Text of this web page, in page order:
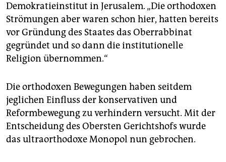
Demokratieinstitut in Jerusalem. „Die orthodoxen
Strömungen aber waren schon hier, hatten bereits
vor Gründung des Staates das Oberrabbinat
gegründet und so dann die institutionelle
Religion übernommen.“
Die orthodoxen Bewegungen haben seitdem
jeglichen Einfluss der konservativen und
Reformbewegung zu verhindern versucht. Mit der
Entscheidung des Obersten Gerichtshofs wurde
das ultraorthodoxe Monopol nun gebrochen.